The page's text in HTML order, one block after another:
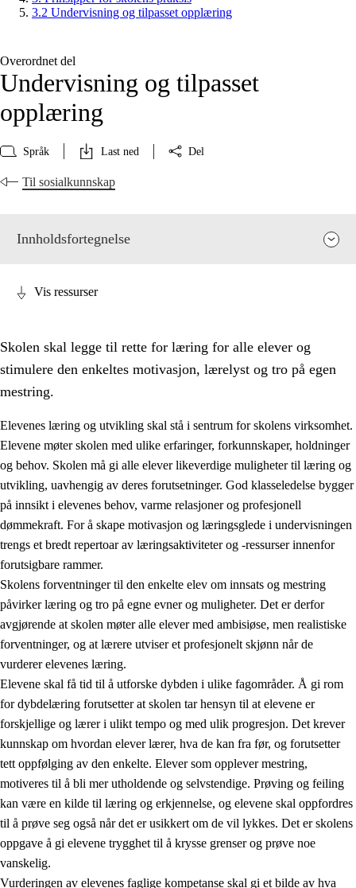
3.2 Undervisning og tilpasset opplæring
Overordnet del
Undervisning og tilpasset
opplæring
Språk Last ned Del
Til sosialkunnskap
Innholdsfortegnelse
3. Prinsipper for skolens praksis
3.1 Et inkluderende læringsmiljø
3.2 Undervisning og tilpasset opplæring
3.3 Samarbeid mellom hjem og skole
3.4 Opplæring i lærebedrift og arbeidsliv
3.5 Profesjonsfellesskap og skoleutvikling
Vis ressurser
Skolen skal legge til rette for læring for alle elever og
stimulere den enkeltes motivasjon, lærelyst og tro på egen
mestring.
Elevenes læring og utvikling skal stå i sentrum for skolens virksomhet.
Elevene møter skolen med ulike erfaringer, forkunnskaper, holdninger
og behov. Skolen må gi alle elever likeverdige muligheter til læring og
utvikling, uavhengig av deres forutsetninger. God klasseledelse bygger
på innsikt i elevenes behov, varme relasjoner og profesjonell
dømmekraft. For å skape motivasjon og læringsglede i undervisningen
trengs et bredt repertoar av læringsaktiviteter og -ressurser innenfor
forutsigbare rammer.
Skolens forventninger til den enkelte elev om innsats og mestring
påvirker læring og tro på egne evner og muligheter. Det er derfor
avgjørende at skolen møter alle elever med ambisiøse, men realistiske
forventninger, og at lærere utviser et profesjonelt skjønn når de
vurderer elevenes læring.
Elevene skal få tid til å utforske dybden i ulike fagområder. Å gi rom
for dybdelæring forutsetter at skolen tar hensyn til at elevene er
forskjellige og lærer i ulikt tempo og med ulik progresjon. Det krever
kunnskap om hvordan elever lærer, hva de kan fra før, og forutsetter
tett oppfølging av den enkelte. Elever som opplever mestring,
motiveres til å bli mer utholdende og selvstendige. Prøving og feiling
kan være en kilde til læring og erkjennelse, og elevene skal oppfordres
til å prøve seg også når det er usikkert om de vil lykkes. Det er skolens
oppgave å gi elevene trygghet til å krysse grenser og prøve noe
vanskelig.
Vurderingen av elevenes faglige kompetanse skal gi et bilde av hva